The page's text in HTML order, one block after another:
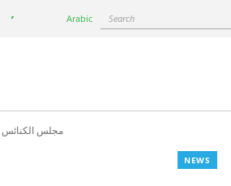
Arabic Search
مجلس الكنائس العالمي يشارك في
NEWS